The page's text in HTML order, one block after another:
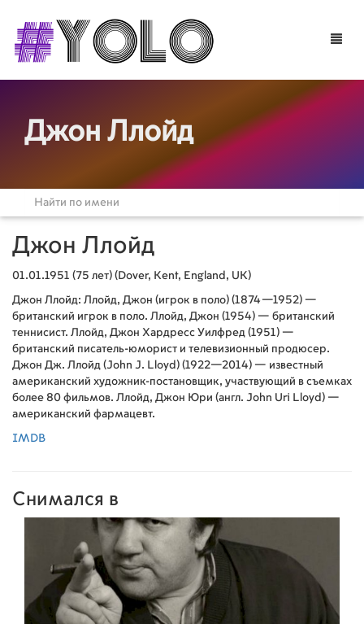
Toggle
Джон Ллойд
Джон Ллойд
01.01.1951 (75 лет) (Dover, Kent, England, UK)
Джон Ллойд: Ллойд, Джон (игрок в поло) (1874—1952) —
британский игрок в поло. Ллойд, Джон (1954) — британский
теннисист. Ллойд, Джон Хардресс Уилфред (1951) —
британский писатель-юморист и телевизионный продюсер.
Джон Дж. Ллойд (John J. Lloyd) (1922—2014) — известный
американский художник-постановщик, участвующий в съемках
более 80 фильмов. Ллойд, Джон Юри (англ. John Uri Lloyd) —
американский фармацевт.
IMDB
Снимался в